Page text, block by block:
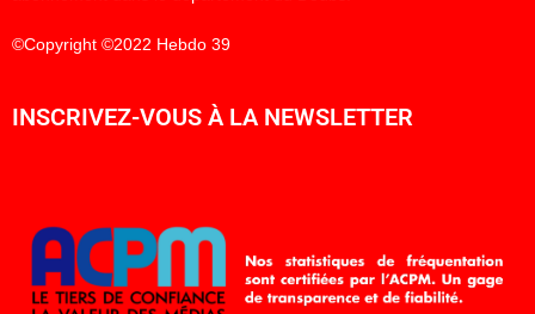
©Copyright ©2022 Hebdo 39
INSCRIVEZ-VOUS À LA NEWSLETTER